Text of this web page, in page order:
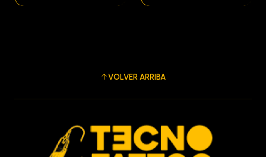
VOLVER ARRIBA